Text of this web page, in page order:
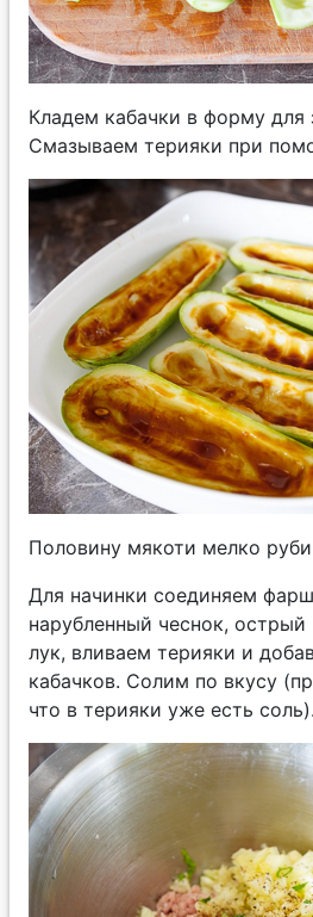
Кладем кабачки в форму для
Смазываем терияки при
Половину мякоти мелко
Для начинки соединяем
нарубленный чеснок,
лук, вливаем терияки и
кабачков. Солим по вкусу
что в терияки уже есть соль).